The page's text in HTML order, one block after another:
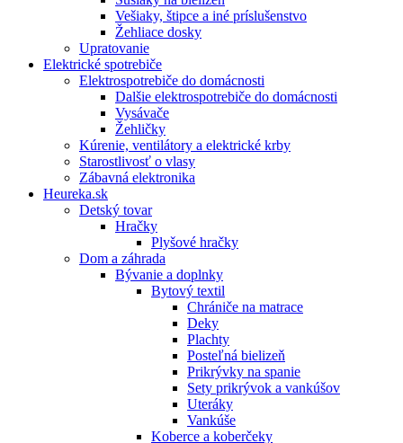
Vešiaky, štipce a iné príslušenstvo
Žehliace dosky
Upratovanie
Elektrické spotrebiče
Elektrospotrebiče do domácnosti
Dalšie elektrospotrebiče do domácnosti
Vysávače
Žehličky
Kúrenie, ventilátory a elektrické krby
Starostlivosť o vlasy
Zábavná elektronika
Heureka.sk
Detský tovar
Hračky
Plyšové hračky
Dom a záhrada
Bývanie a doplnky
Bytový textil
Chrániče na matrace
Deky
Plachty
Posteľná bielizeň
Prikrývky na spanie
Sety prikrývok a vankúšov
Uteráky
Vankúše
Koberce a koberčeky